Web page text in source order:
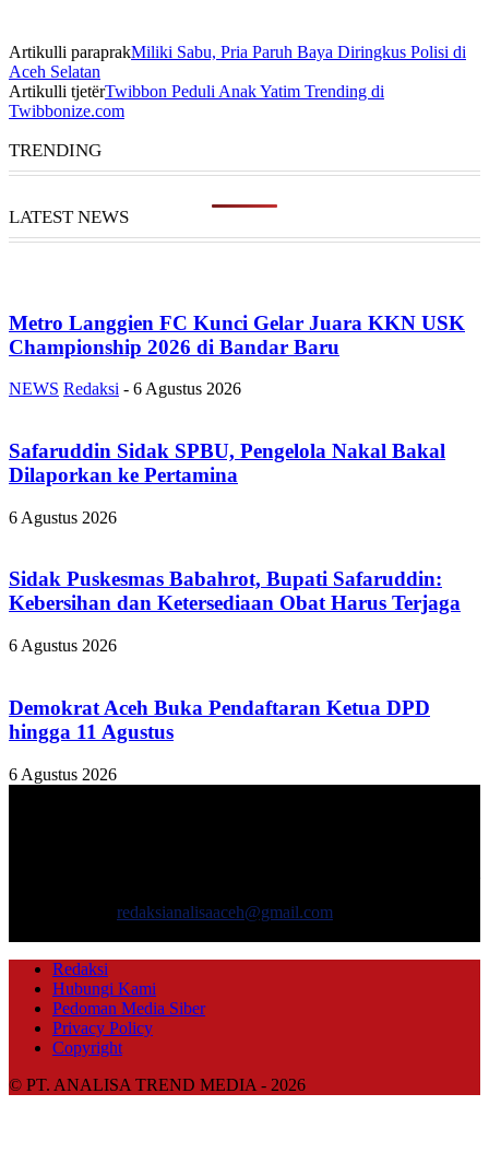
Artikulli paraprakMiliki Sabu, Pria Paruh Baya Diringkus Polisi di
Aceh Selatan
Artikulli tjetërTwibbon Peduli Anak Yatim Trending di
Twibbonize.com
TRENDING
LATEST NEWS
Metro Langgien FC Kunci Gelar Juara KKN USK
Championship 2026 di Bandar Baru
NEWS Redaksi - 6 Agustus 2026
Safaruddin Sidak SPBU, Pengelola Nakal Bakal
Dilaporkan ke Pertamina
6 Agustus 2026
Sidak Puskesmas Babahrot, Bupati Safaruddin:
Kebersihan dan Ketersediaan Obat Harus Terjaga
6 Agustus 2026
Demokrat Aceh Buka Pendaftaran Ketua DPD
hingga 11 Agustus
6 Agustus 2026
redaksianalisaaceh@gmail.com
Redaksi
Hubungi Kami
Pedoman Media Siber
Privacy Policy
Copyright
© PT. ANALISA TREND MEDIA - 2026